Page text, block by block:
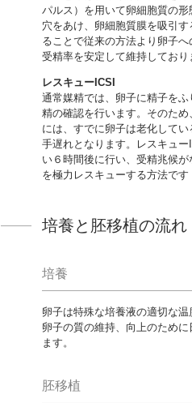
パルス）を用いて卵細胞質の
穴をあけ、卵細胞質膜を吸引
ることで従来の方法より卵子
受精率を安定して維持しており
レスキューICSI
通常媒精では、卵子に精子を
精の確認を行います。そのた
には、すでに卵子は老化して
手遅れとなります。レスキュ
い６時間後に行い、受精兆候
を極力レスキューする方法です
培養と胚移植の流れ
培養
卵子は特殊な培養液の適切な
卵子の質の維持、向上のため
ます。
胚移植